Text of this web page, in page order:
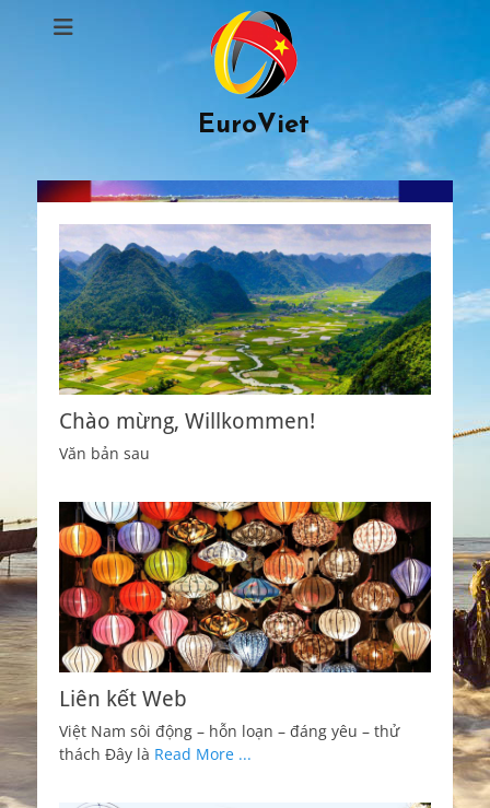
EuroViet
Chào mừng, Willkommen!
Văn bản sau
Liên kết Web
Việt Nam sôi động – hỗn loạn – đáng yêu – thử
thách Đây là Read More ...